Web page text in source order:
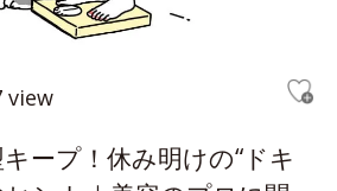
view
ープ！休み明けの“ドキ